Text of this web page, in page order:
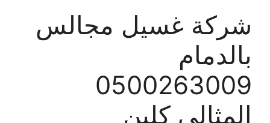
شركة غسيل مجالس
بالدمام
0500263009
المثالي كلين